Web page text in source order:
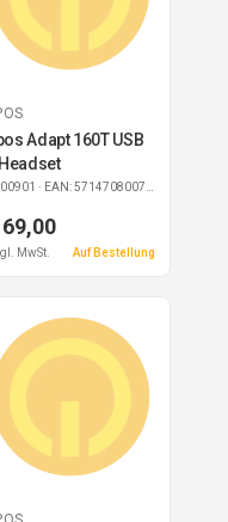
Adapt 160T USB
Headset
· EAN: 5714708007029
MwSt. Auf Bestellung